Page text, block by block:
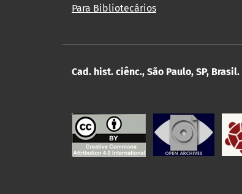
Para Bibliotecários
Cad. hist. ciênc., São Paulo, SP, Brasil.